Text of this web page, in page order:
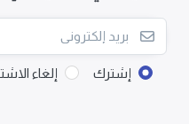
إشترك إلغاء